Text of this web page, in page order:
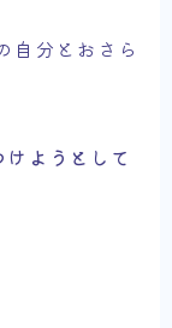
自分とおさら
ようとして